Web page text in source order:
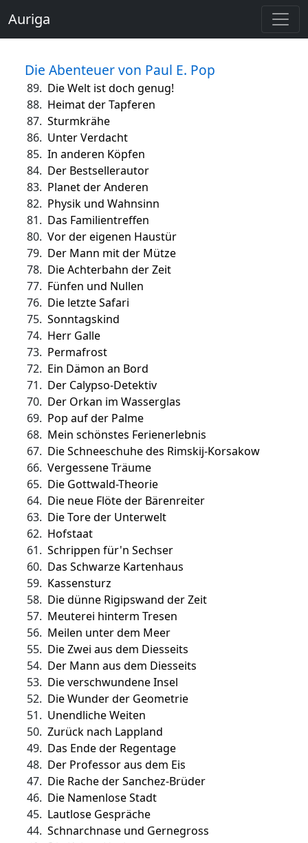
Auriga
Die Abenteuer von Paul E. Pop
89. Die Welt ist doch genug!
88. Heimat der Tapferen
87. Sturmkrähe
86. Unter Verdacht
85. In anderen Köpfen
84. Der Bestsellerautor
83. Planet der Anderen
82. Physik und Wahnsinn
81. Das Familientreffen
80. Vor der eigenen Haustür
79. Der Mann mit der Mütze
78. Die Achterbahn der Zeit
77. Fünfen und Nullen
76. Die letzte Safari
75. Sonntagskind
74. Herr Galle
73. Permafrost
72. Ein Dämon an Bord
71. Der Calypso-Detektiv
70. Der Orkan im Wasserglas
69. Pop auf der Palme
68. Mein schönstes Ferienerlebnis
67. Die Schneeschuhe des Rimskij-Korsakow
66. Vergessene Träume
65. Die Gottwald-Theorie
64. Die neue Flöte der Bärenreiter
63. Die Tore der Unterwelt
62. Hofstaat
61. Schrippen für'n Sechser
60. Das Schwarze Kartenhaus
59. Kassensturz
58. Die dünne Rigipswand der Zeit
57. Meuterei hinterm Tresen
56. Meilen unter dem Meer
55. Die Zwei aus dem Diesseits
54. Der Mann aus dem Diesseits
53. Die verschwundene Insel
52. Die Wunder der Geometrie
51. Unendliche Weiten
50. Zurück nach Lappland
49. Das Ende der Regentage
48. Der Professor aus dem Eis
47. Die Rache der Sanchez-Brüder
46. Die Namenlose Stadt
45. Lautlose Gespräche
44. Schnarchnase und Gernegross